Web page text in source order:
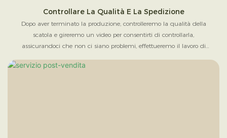
Controllare La Qualità E La Spedizione
Dopo aver terminato la produzione, controlleremo la qualità della
scatola e gireremo un video per consentirti di controllarla,
assicurandoci che non ci siano problemi, effettueremo il lavoro di
spedizione che abbiamo confermato.